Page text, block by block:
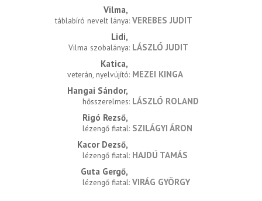
Vilma
táblabíró nevelt lánya VEREBES JUDIT
Lidi
Vilma szobalánya LÁSZLÓ JUDIT
Katica
veterán, nyelvújító MEZEI KINGA
Hangai Sándor
hősszerelmes LÁSZLÓ ROLAND
Rigó Rezső
lézengő fiatal SZILÁGYI ÁRON
Kacor Dezső
lézengő fiatal HAJDÚ TAMÁS
Guta Gergő
lézengő fiatal VIRÁG GYÖRGY